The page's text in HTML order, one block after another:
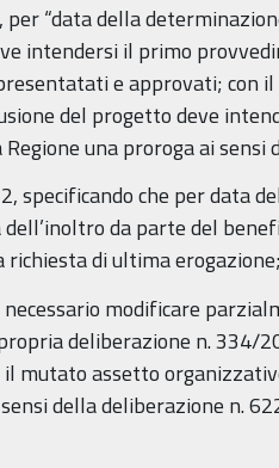
per “data della
intendersi il primo
e approvati; con
del progetto deve
una proroga ai sensi
specificando che per data
da parte del
di ultima
modificare
deliberazione n. 334/
il mutato assetto
della deliberazione n.